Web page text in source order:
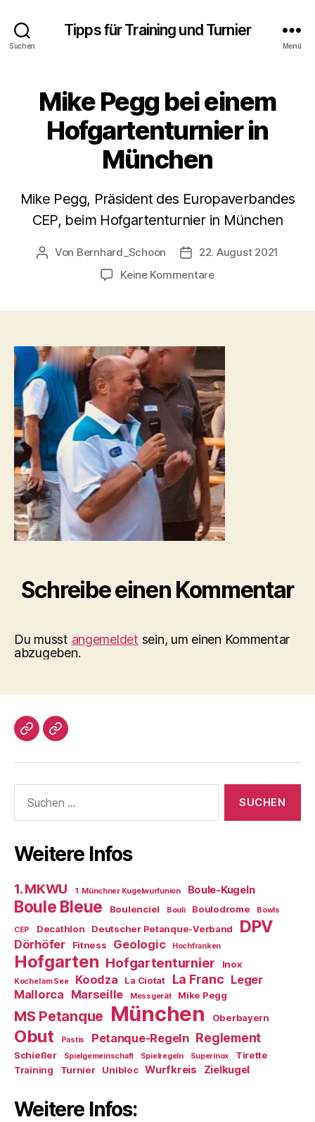
Suchen
Tipps für Training und Turnier
Menü
Mike Pegg bei einem
Hofgartenturnier in
München
Mike Pegg, Präsident des Europaverbandes
CEP, beim Hofgartenturnier in München
Beitragsautor
Von Bernhard_Schoon Veröffentlichungsdatum
22. August 2021
Keine Kommentarezu
Hofgartenturnier
in
München
Schreibe einen Kommentar
Du musst angemeldet sein, um einen Kommentar
abzugeben.
Impressum/DatSchutz
Beliebte
nach:
Weitere Infos
1. MKWU 1. Münchner Kugelwurfunion Boule-Kugeln
Boule Bleue Boulenciel Bouli Boulodrome Bowls
CEP Decathlon Deutscher Petanque-Verband DPV
Dörhöfer Fitness Geologic Hochfranken
Hofgarten Hofgartenturnier Inox
Kochel am See Koodza La Ciotat La Franc Leger
Mallorca Marseille Messgerät Mike Pegg
MS Petanque München Oberbayern
Obut Pastis Petanque-Regeln Reglement
Schießer Spielgemeinschaft Spielregeln Superinox
Tirette
Training
Turnier Unibloc Wurfkreis Zielkugel
Weitere Infos: